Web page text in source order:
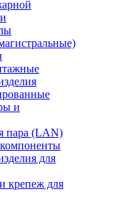
и
пара (LAN)
для
крепеж для